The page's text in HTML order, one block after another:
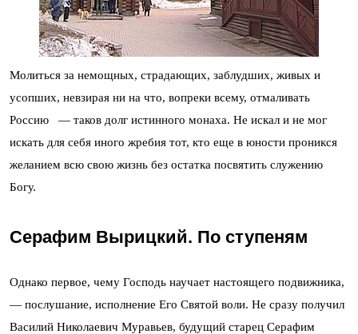
Молиться за немощных, страдающих, заблудших, живых и
усопших, невзирая ни на что, вопреки всему, отмаливать
Россию — таков долг истинного монаха. Не искал и не мог
искать для себя иного жребия тот, кто еще в юности проникся
желанием всю свою жизнь без остатка посвятить служению
Богу.
Серафим Вырицкий. По ступеням
Однако первое, чему Господь научает настоящего подвижника,
— послушание, исполнение Его Святой воли. Не сразу получил
Василий Николаевич Муравьев, будущий старец Серафим